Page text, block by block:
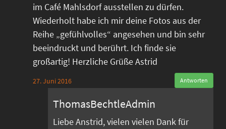
im Café Mahlsdorf ausstellen zu dürfen.
Wiederholt habe ich mir deine Fotos aus der
Reihe „gefühlvolles“ angesehen und bin sehr
beeindruckt und berührt. Ich finde sie
großartig! Herzliche Grüße Astrid
27. Juni 2016 Antworten
ThomasBechtleAdmin
Liebe Anstrid, vielen vielen Dank für